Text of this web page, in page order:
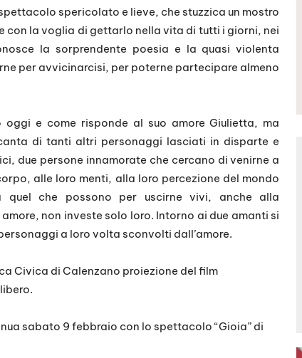
spericolato e lieve, che stuzzica un mostro
con la voglia di gettarlo nella vita di tutti i giorni, nei
la sorprendente poesia e la quasi violenta
per avvicinarcisi, per poterne partecipare almeno
oggi e come risponde al suo amore Giulietta, ma
di tanti altri personaggi lasciati in disparte e
due persone innamorate che cercano di venirne a
alle loro menti, alla loro percezione del mondo
quel che possono per uscirne vivi, anche alla
non investe solo loro. Intorno ai due amanti si
a loro volta sconvolti dall’amore.
Civica di Calenzano proiezione del film
sabato 9 febbraio con lo spettacolo “Gioia” di